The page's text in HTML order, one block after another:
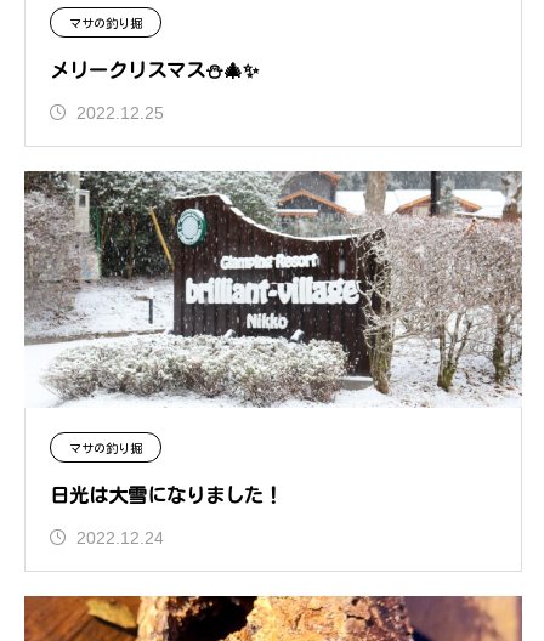
マサの釣り掘
メリークリスマス⛄🎄✨
2022.12.25
マサの釣り掘
日光は大雪になりました！
2022.12.24